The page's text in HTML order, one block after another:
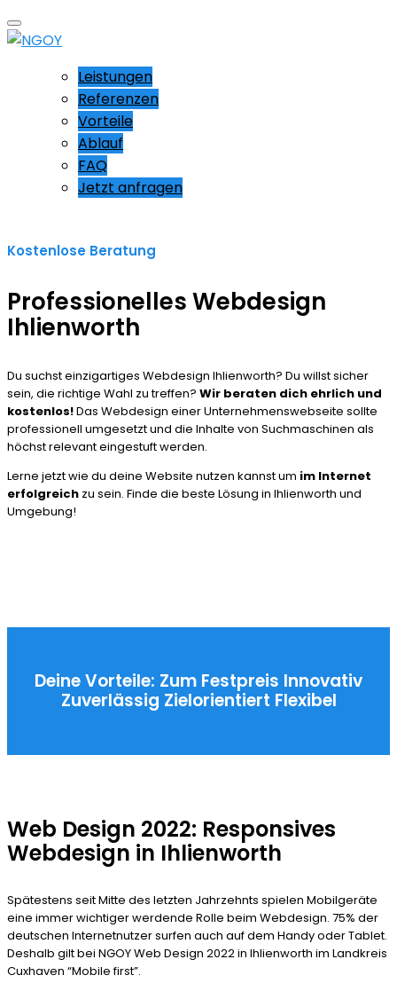
Leistungen
Referenzen
Vorteile
Ablauf
FAQ
Jetzt anfragen
Kostenlose Beratung
Professionelles Webdesign
Ihlienworth
Du suchst einzigartiges Webdesign Ihlienworth? Du willst sicher
sein, die richtige Wahl zu treffen? Wir beraten dich ehrlich und
kostenlos!Das Webdesign einer Unternehmenswebseite sollte
professionell umgesetzt und die Inhalte von Suchmaschinen als
höchst relevant eingestuft werden.
Lerne jetzt wie du deine Website nutzen kannst um im Internet
erfolgreich zu sein. Finde die beste Lösung in Ihlienworth und
Umgebung!
Deine Vorteile: Zum Festpreis Innovativ
Zuverlässig Zielorientiert Flexibel
Web Design 2022: Responsives
Webdesign in Ihlienworth
Spätestens seit Mitte des letzten Jahrzehnts spielen Mobilgeräte
eine immer wichtiger werdende Rolle beim Webdesign. 75% der
deutschen Internetnutzer surfen auch auf dem Handy oder Tablet.
Deshalb gilt bei NGOY Web Design 2022 in Ihlienworth im Landkreis
Cuxhaven “Mobile first”.